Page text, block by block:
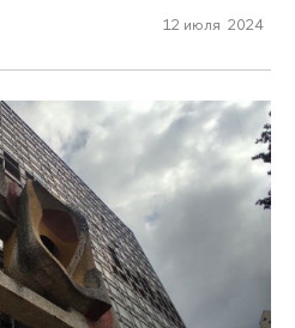
12 июля 2024